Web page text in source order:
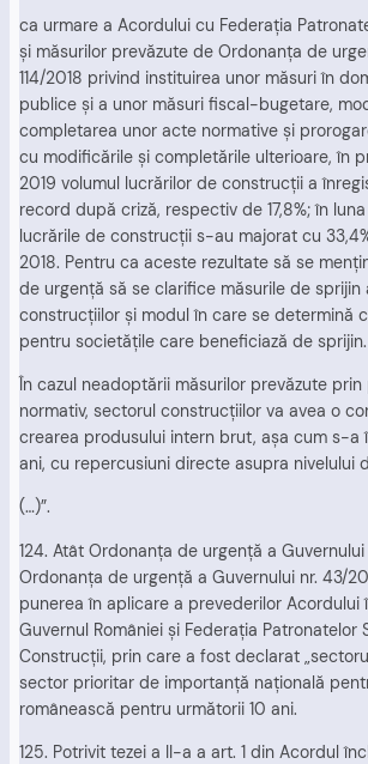
ca urmare a Acordului cu Federaţia
şi măsurilor prevăzute de Ordonanţa de
114/2018 privind instituirea unor măsuri în
publice şi a unor măsuri fiscal-bugetare,
completarea unor acte normative şi
cu modificările şi completările ulterioare, în
2019 volumul lucrărilor de construcţii a
record după criză, respectiv de 17,8%; în
lucrările de construcţii s-au majorat cu
2018. Pentru ca aceste rezultate să se
de urgenţă să se clarifice măsurile de sprijin
construcţiilor şi modul în care se determină
pentru societăţile care beneficiază de sprijin.
În cazul neadoptării măsurilor prevăzute
normativ, sectorul construcţiilor va avea o
crearea produsului intern brut, aşa cum s-a
ani, cu repercusiuni directe asupra nivelului
(…)”.
124. Atât Ordonanţa de urgenţă a Guvernului
Ordonanţa de urgenţă a Guvernului nr. 43/
punerea în aplicare a prevederilor Acordului
Guvernul României şi Federaţia Patronatelor
Construcţii, prin care a fost declarat
sector prioritar de importanţă naţională
românească pentru următorii 10 ani.
125. Potrivit tezei a II-a a art. 1 din Acordul